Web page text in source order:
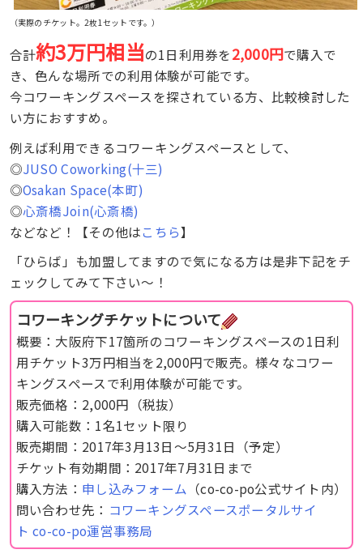
（実際のチケット。2枚1セットです。）
合計約3万円相当の1日利用券を2,000円で購入で
き、色んな場所での利用体験が可能です。
今コワーキングスペースを探されている方、比較検討した
い方におすすめ。
例えば利用できるコワーキングスペースとして、
◎JUSO Coworking(十三)
◎Osakan Space(本町)
◎心斎橋Join(心斎橋)
などなど！【その他はこちら】
「ひらば」も加盟してますので気になる方は是非下記をチ
ェックしてみて下さい〜！
コワーキングチケットについて
概要：大阪府下17箇所のコワーキングスペースの1日利
用チケット3万円相当を2,000円で販売。様々なコワー
キングスペースで利用体験が可能です。
販売価格：2,000円（税抜）
購入可能数：1名1セット限り
販売期間：2017年3月13日〜5月31日（予定）
チケット有効期間：2017年7月31日まで
購入方法： 申し込みフォーム （co-co-po公式サイト内）
問い合わせ先： コワーキングスペースポータルサイ
ト co-co-po運営事務局